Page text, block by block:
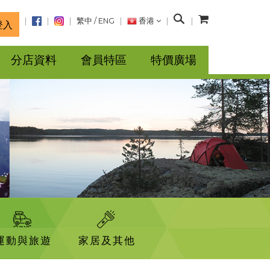
入 繁中 / ENG 香港
搜
分店資料 會員特區 特價廣場
動與旅遊 家居及其他